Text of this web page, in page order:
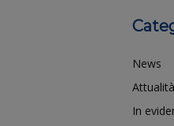
News
Attualità
In